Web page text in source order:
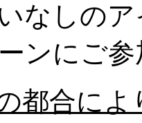
なしの
ンにご
都合に